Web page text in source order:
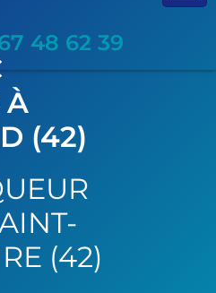
48 62 39
À
(42)
(42)